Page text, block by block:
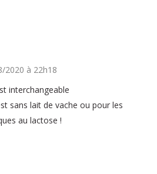
2020 à 22h18
interchangeable
sans lait de vache ou pour les
au lactose !